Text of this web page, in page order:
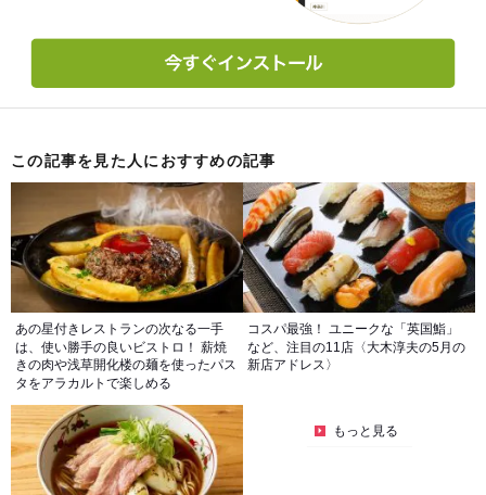
この記事を見た人におすすめの記事
あの星付きレストランの次なる一手
は、使い勝手の良いビストロ！ 薪焼
きの肉や浅草開化楼の麺を使ったパス
タをアラカルトで楽しめる
コスパ最強！ ユニークな「英国鮨」
など、注目の11店〈大木淳夫の5月の
新店アドレス〉
もっと見る